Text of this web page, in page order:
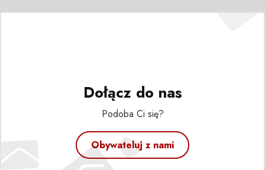
Dołącz do nas
Podoba Ci się?
Obywateluj z nami